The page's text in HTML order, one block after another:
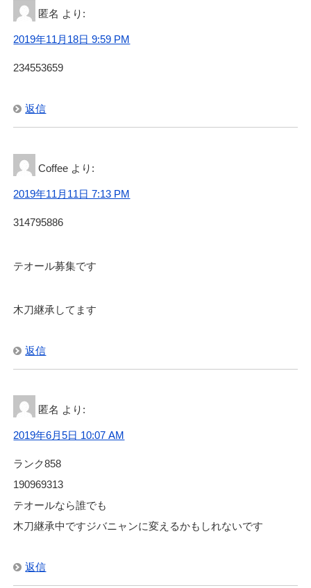
匿名 より:
2019年11月18日 9:59 PM
234553659
返信
Coffee より:
2019年11月11日 7:13 PM
314795886
テオール募集です
木刀継承してます
返信
匿名 より:
2019年6月5日 10:07 AM
ランク858
190969313
テオールなら誰でも
木刀継承中ですジバニャンに変えるかもしれないです
返信